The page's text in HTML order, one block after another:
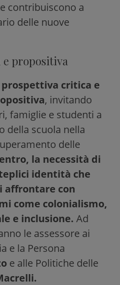
contribuiscono a
delle nuove
propositiva
prospettiva critica e
, invitando
famiglie e studenti a
della scuola nella
delle
la necessità di
identità che
affrontare con
come colonialismo,
e inclusione. Ad
le assessore ai
e la Persona
e alle Politiche delle